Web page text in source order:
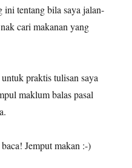
tentang bila saya jalan-
cari makanan yang
praktis tulisan saya
maklum balas pasal
Jemput makan :-)